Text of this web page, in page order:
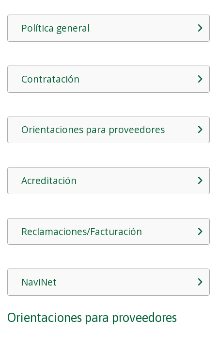
Política general
Contratación
Orientaciones para proveedores
Acreditación
Reclamaciones/Facturación
NaviNet
Orientaciones para proveedores